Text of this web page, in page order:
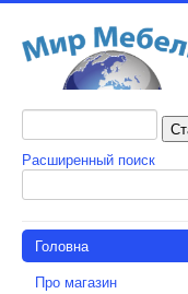
Расширенный поиск
Головна
Про магазин